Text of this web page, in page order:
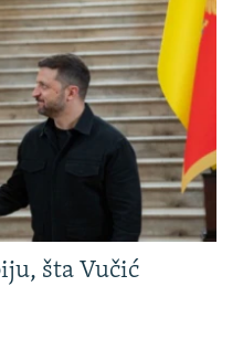
šta Vučić